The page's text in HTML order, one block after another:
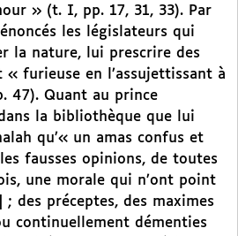
» (t. I, pp. 17, 31, 33). Par
les législateurs qui
la nature, lui prescrire des
furieuse en l’assujettissant à
47). Quant au prince
la bibliothèque que lui
qu’« un amas confus et
fausses opinions, de toutes
une morale qui n’ont point
; des préceptes, des maximes
continuellement démenties